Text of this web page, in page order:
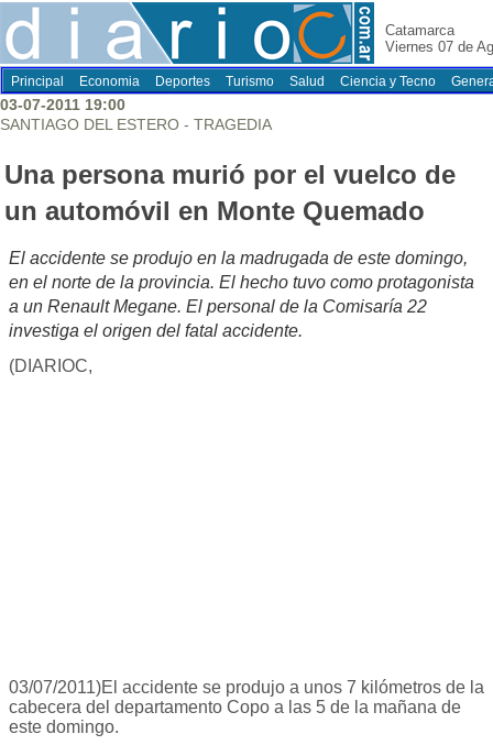
Catamarca
Viernes 07 de
Principal Economia Deportes Turismo Salud Ciencia y Tecno
03-07-2011 19:00
SANTIAGO DEL ESTERO - TRAGEDIA
Una persona murió por el vuelco de
un automóvil en Monte Quemado
El accidente se produjo en la madrugada de este domingo,
en el norte de la provincia. El hecho tuvo como protagonista
a un Renault Megane. El personal de la Comisaría 22
investiga el origen del fatal accidente.
(DIARIOC,
03/07/2011)El accidente se produjo a unos 7 kilómetros de la
cabecera del departamento Copo a las 5 de la mañana de
este domingo.